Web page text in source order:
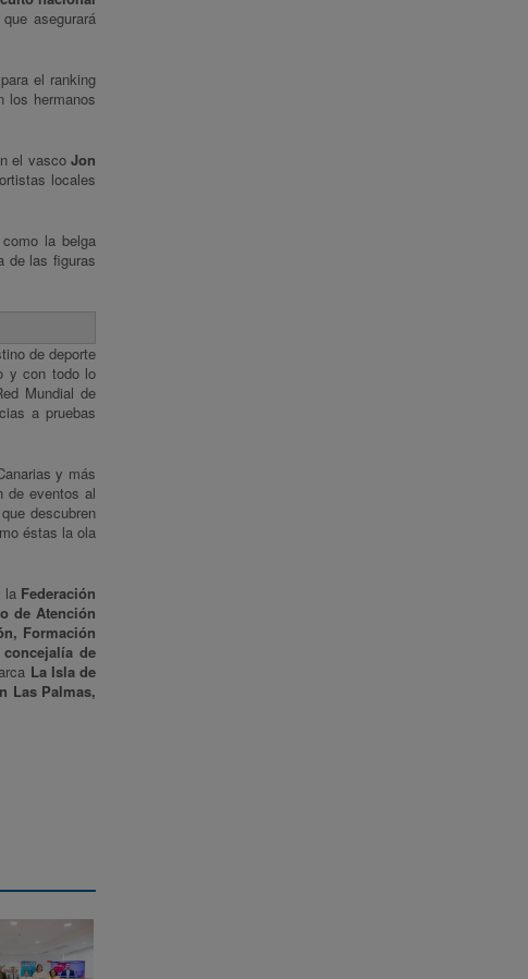
asegurará
el ranking
los hermanos
el vascoJon
locales
la belga
de las figuras
de deporte
y con todo lo
Mundial de
a pruebas
y más
de eventos al
descubren
éstas la ola
la Federación
de Atención
Formación
concejalía de
La Isla de
Las Palmas,